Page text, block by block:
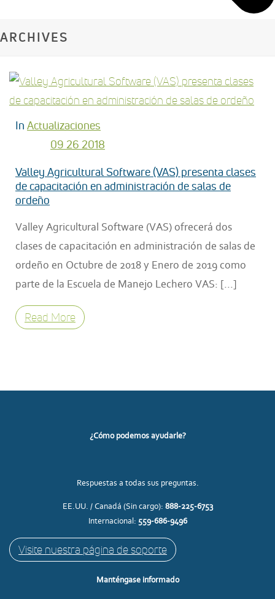
ARCHIVES
In Actualizaciones
09 26 2018
Valley Agricultural Software (VAS) presenta clases
de capacitación en administración de salas de
ordeño
Valley Agricultural Software (VAS) ofrecerá dos
clases de capacitación en administración de salas de
ordeño en Octubre de 2018 y Enero de 2019 como
parte de la Escuela de Manejo Lechero VAS: [...]
Read More
¿Cómo podemos ayudarle?
Respuestas a todas sus preguntas.
EE.UU. / Canadá (Sin cargo): 888-225-6753
Internacional: 559-686-9496
Visite nuestra página de soporte
Manténgase informado